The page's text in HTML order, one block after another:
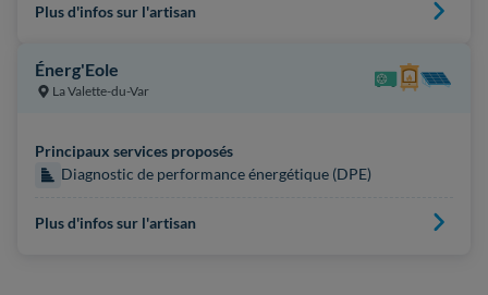
Plus d'infos sur l'artisan
Énerg'Eole
La Valette-du-Var
Principaux services proposés
Diagnostic de performance énergétique (DPE)
Plus d'infos sur l'artisan